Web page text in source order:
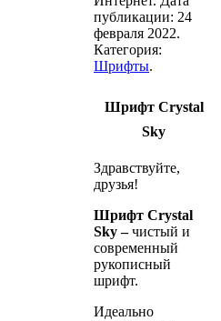
публикации: 24
февраля 2022.
Категория:
Шрифты.
Шрифт Crystal
Sky
Здравствуйте,
друзья!
Шрифт Crystal
Sky –чистый и
современный
рукописный
шрифт.
Идеально